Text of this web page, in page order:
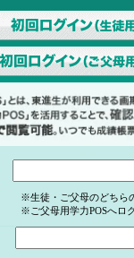
※生徒・ご父母のどちら
※ご父母用学力POSへロ